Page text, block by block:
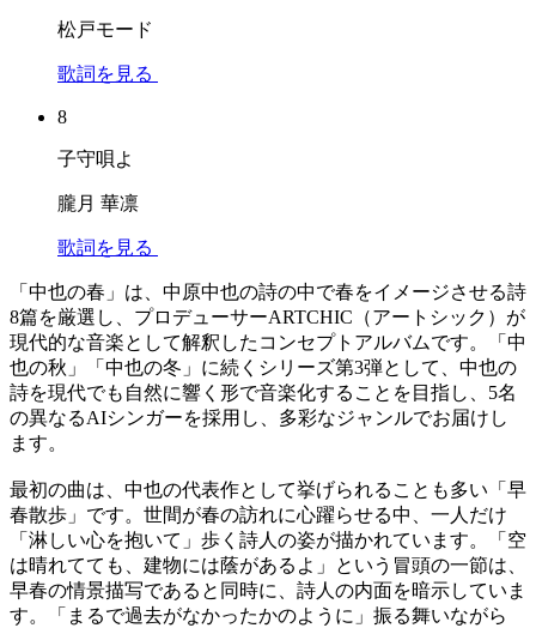
松戸モード
歌詞を見る
8
子守唄よ
朧月 華凛
歌詞を見る
「中也の春」は、中原中也の詩の中で春をイメージさせる詩
8篇を厳選し、プロデューサーARTCHIC（アートシック）が
現代的な音楽として解釈したコンセプトアルバムです。「中
也の秋」「中也の冬」に続くシリーズ第3弾として、中也の
詩を現代でも自然に響く形で音楽化することを目指し、5名
の異なるAIシンガーを採用し、多彩なジャンルでお届けし
ます。
最初の曲は、中也の代表作として挙げられることも多い「早
春散歩」です。世間が春の訪れに心躍らせる中、一人だけ
「淋しい心を抱いて」歩く詩人の姿が描かれています。「空
は晴れてても、建物には蔭があるよ」という冒頭の一節は、
早春の情景描写であると同時に、詩人の内面を暗示していま
す。「まるで過去がなかったかのように」振る舞いながら